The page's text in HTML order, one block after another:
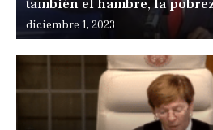
también el hambre, la
los DDHH»
Posted
on
diciembre 1, 2023